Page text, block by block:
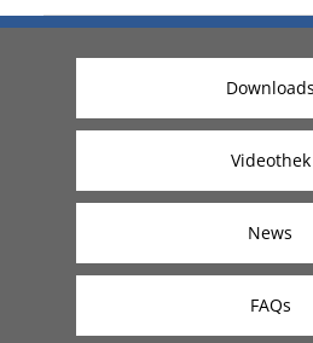
Downloads
Videothek
News
FAQs